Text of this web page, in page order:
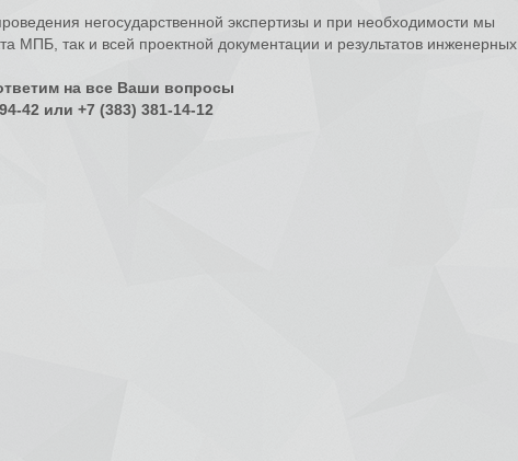
негосударственной экспертизы и при необходимости мы
МПБ, так и всей проектной документации и результатов инженерных
на все Ваши вопросы
42 или +7 (383) 381-14-12